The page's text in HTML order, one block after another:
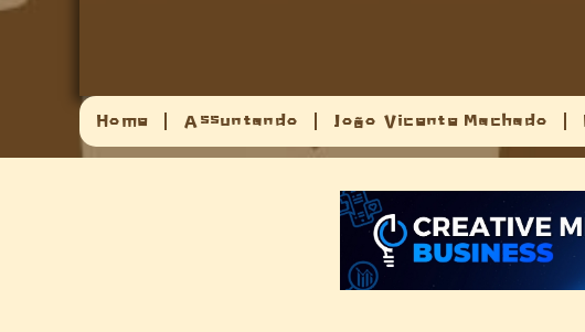
Home Assuntando João Vicente Machado